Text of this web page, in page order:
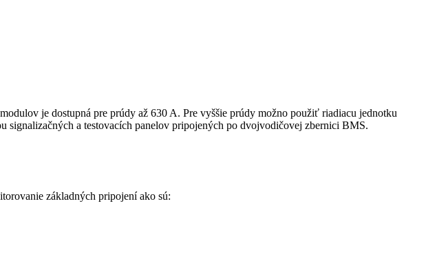
je dostupná pre prúdy až 630 A. Pre vyššie prúdy možno použiť riadiacu jednotku
a testovacích panelov pripojených po dvojvodičovej zbernici BMS.
základných pripojení ako sú: